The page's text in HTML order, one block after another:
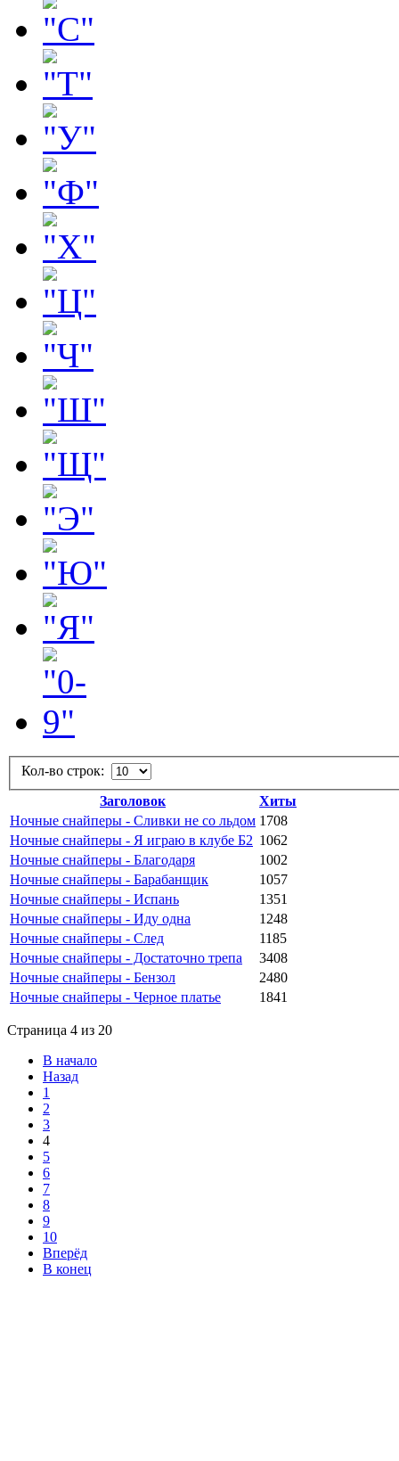
Кол-во строк:
Заголовок
Хиты
Ночные снайперы - Сливки не со льдом 1708
Ночные снайперы - Я играю в клубе Б2 1062
Ночные снайперы - Благодаря
1002
Ночные снайперы - Барабанщик
1057
Ночные снайперы - Испань
1351
Ночные снайперы - Иду одна
1248
Ночные снайперы - След
1185
Ночные снайперы - Достаточно трепа
3408
Ночные снайперы - Бензол
2480
Ночные снайперы - Черное платье
1841
Страница 4 из 20
В начало
Назад
1
2
3
4
5
6
7
8
9
10
Вперёд
В конец